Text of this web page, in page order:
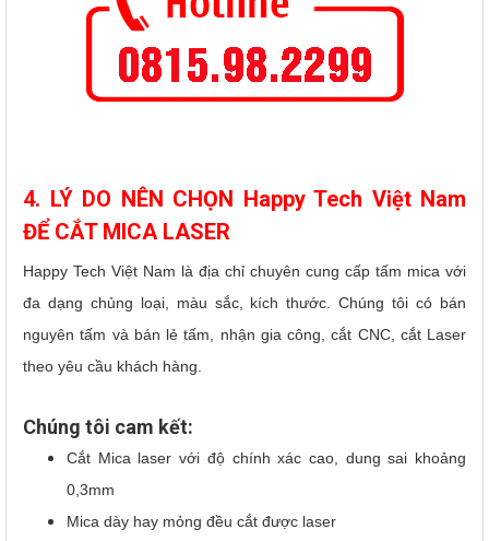
4. LÝ DO NÊN CHỌN Happy Tech Việt Nam
ĐỂ CẮT MICA LASER
Happy Tech Việt Nam là địa chỉ chuyên cung cấp tấm mica với
đa dạng chủng loại, màu sắc, kích thước. Chúng tôi có bán
nguyên tấm và bán lẻ tấm, nhận gia công, cắt CNC, cắt Laser
theo yêu cầu khách hàng.
Chúng tôi cam kết:
Cắt Mica laser với độ chính xác cao, dung sai khoảng
0,3mm
Mica dày hay mỏng đều cắt được laser